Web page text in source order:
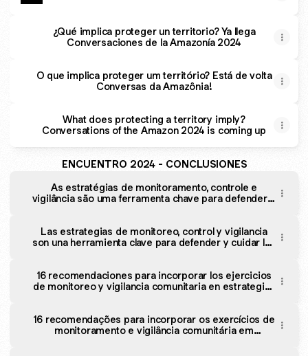
¿Qué implica proteger un territorio? Ya llega
Conversaciones de la Amazonía 2024
O que implica proteger um território? Está de volta
Conversas da Amazônia!
What does protecting a territory imply?
Conversations of the Amazon 2024 is coming up
ENCUENTRO 2024 - CONCLUSIONES
As estratégias de monitoramento, controle e
vigilância são uma ferramenta chave para defender e
Las estrategias de monitoreo, control y vigilancia
son una herramienta clave para defender y cuidar los
16 recomendaciones para incorporar los ejercicios
de monitoreo y vigilancia comunitaria en estrategias
16 recomendações para incorporar os exercícios de
monitoramento e vigilância comunitária em